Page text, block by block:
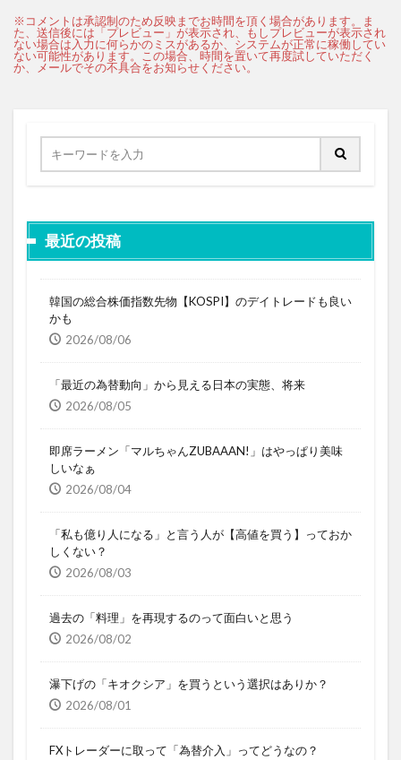
最近の投稿
韓国の総合株価指数先物【KOSPI】のデイトレードも良い
かも
2026/08/06
「最近の為替動向」から見える日本の実態、将来
2026/08/05
即席ラーメン「マルちゃんZUBAAAN!」はやっぱり美味
しいなぁ
2026/08/04
「私も億り人になる」と言う人が【高値を買う】っておか
しくない？
2026/08/03
過去の「料理」を再現するのって面白いと思う
2026/08/02
瀑下げの「キオクシア」を買うという選択はありか？
2026/08/01
FXトレーダーに取って「為替介入」ってどうなの？